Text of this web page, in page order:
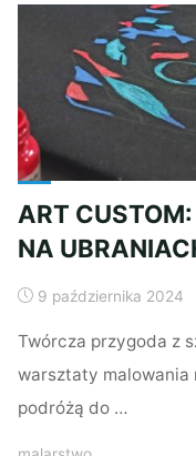
DOROSŁYCH"
ART
NA
9 października 2024
Twórcza przygoda z
warsztaty malowania
podróżą do …